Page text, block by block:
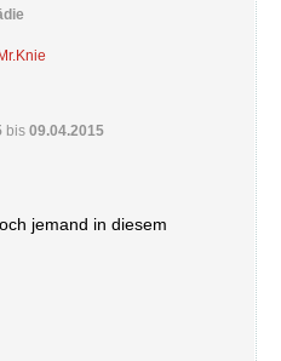
Mr.Knie
bis 09.04.2015
jemand in diesem